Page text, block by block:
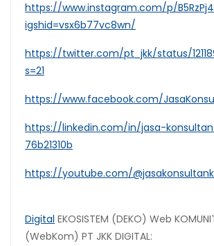
https://www.instagram.com/p/
igshid=vsx6b77vc8wn/
https://twitter.com/pt_jkk/status/
s=21
https://www.facebook.com/
https://linkedin.com/in/jasa-
76b21310b
https://youtube.com/
Digital EKOSISTEM (DEKO) Web
(WebKom) PT JKK DIGITAL: